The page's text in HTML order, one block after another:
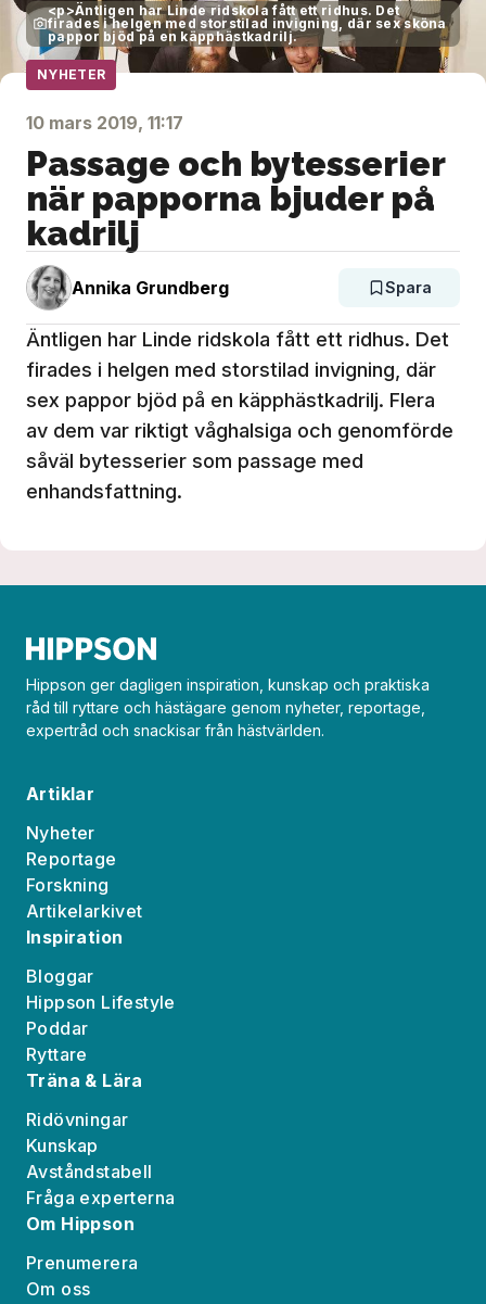
<p>Äntligen har Linde ridskola fått ett ridhus. Det
firades i helgen med storstilad invigning, där sex sköna
pappor bjöd på en käpphästkadrilj.
NYHETER
10 mars 2019, 11:17
Passage och bytesserier
när papporna bjuder på
kadrilj
Annika Grundberg Spara
Äntligen har Linde ridskola fått ett ridhus. Det
firades i helgen med storstilad invigning, där
sex pappor bjöd på en käpphästkadrilj. Flera
av dem var riktigt våghalsiga och genomförde
såväl bytesserier som passage med
enhandsfattning.
Hippson ger dagligen inspiration, kunskap och praktiska
råd till ryttare och hästägare genom nyheter, reportage,
expertråd och snackisar från hästvärlden.
Artiklar
Nyheter
Reportage
Forskning
Artikelarkivet
Inspiration
Bloggar
Hippson Lifestyle
Poddar
Ryttare
Träna & Lära
Ridövningar
Kunskap
Avståndstabell
Fråga experterna
Om Hippson
Prenumerera
Om oss